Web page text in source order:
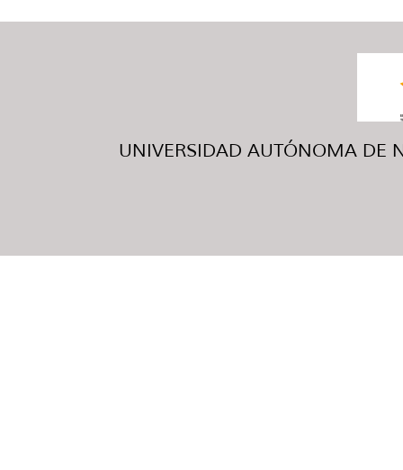
UNIVERSIDAD AUTÓNOMA DE